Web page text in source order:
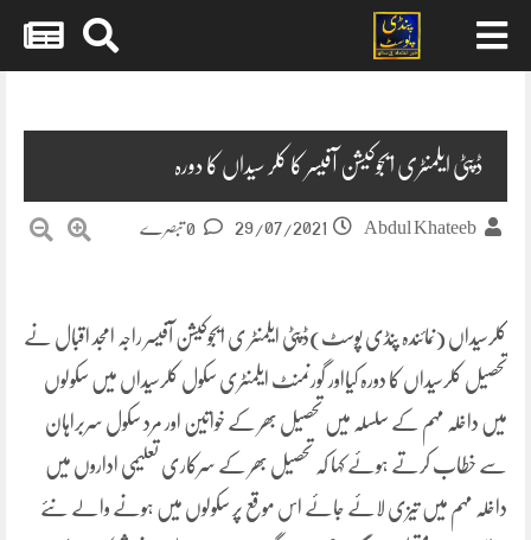
ڈپٹی ایلمنٹری ایجوکیشن آفیسر کا کلر سیداں کا دورہ
Abdul Khateeb
29/07/2021
کلرسیداں (نمائندہ پنڈی پوسٹ)ڈپٹی ایلمنٹر ی ایجوکیشن آفیسر راجہ امجد اقبال نے
تحصیل کلرسیداں کا دورہ کیااور گورنمنٹ ایلمنٹری سکول کلرسیداں میں سکولوں
میں داخلہ مہم کے سلسلہ میں تحصیل بھر کے خواتین اور مرد سکول سربراہان
سے خطاب کرتے ہوئے کہا کہ تحصیل بھر کے سرکاری تعلیمی اداروں میں
داخلہ مہم میں تیزی لائے جائے اس موقع پر سکولوں میں ہونے والے نئے